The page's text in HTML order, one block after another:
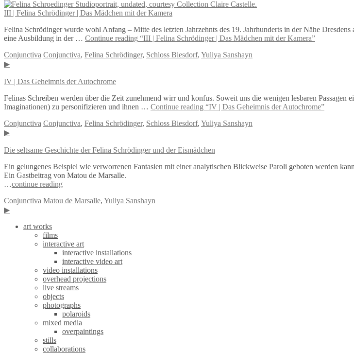
III | Felina Schrödinger | Das Mädchen mit der Kamera
Felina Schrödinger wurde wohl Anfang – Mitte des letzten Jahrzehnts des 19. Jahrhunderts in der Nähe
eine Ausbildung in der … Continue reading “III | Felina Schrödinger | Das Mädchen mit der Kamera”
Conjunctiva Conjunctiva, Felina Schrödinger, Schloss Biesdorf, Yuliya Sanshayn
▶
IV | Das Geheimnis der Autochrome
Felinas Schreiben werden über die Zeit zunehmend wirr und konfus. Soweit uns die wenigen lesbaren
Imaginationen) zu personifizieren und ihnen … Continue reading “IV | Das Geheimnis der Autochrome”
Conjunctiva Conjunctiva, Felina Schrödinger, Schloss Biesdorf, Yuliya Sanshayn
▶
Die seltsame Geschichte der Felina Schrödinger und der Eismädchen
Ein gelungenes Beispiel wie verworrenen Fantasien mit einer analytischen Blickweise Paroli geboten werden
Ein Gastbeitrag von Matou de Marsalle.
…continue reading
Conjunctiva Matou de Marsalle, Yuliya Sanshayn
▶
art works
films
interactive art
interactive installations
interactive video art
video installations
overhead projections
live streams
objects
photographs
polaroids
mixed media
overpaintings
stills
collaborations